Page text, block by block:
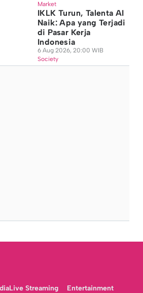
Market
IKLK Turun, Talenta AI
Naik: Apa yang Terjadi
di Pasar Kerja
Indonesia
6 Aug 2026, 20:00 WIB
Society
Live Streaming Entertainment